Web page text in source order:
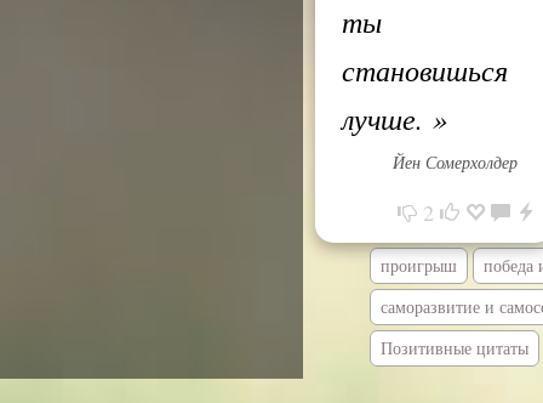
ты
становишься
лучше. »
Йен Сомерхолдер
2
проигрыш
победа
саморазвитие и
Позитивные цитаты